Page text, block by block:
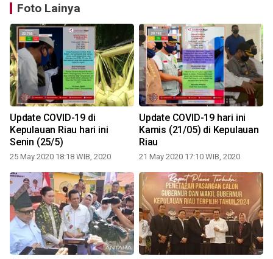
Foto Lainya
Update COVID-19 di
Kepulauan Riau hari ini
Senin (25/5)
25 May 2020 18:18 WIB, 2020
Update COVID-19 hari ini
Kamis (21/05) di Kepulauan
Riau
21 May 2020 17:10 WIB, 2020